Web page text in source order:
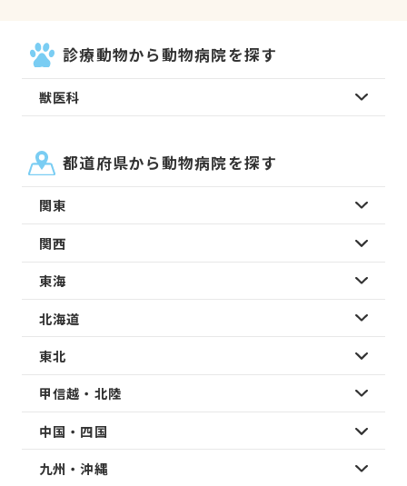
診療動物から動物病院を探す
獣医科
都道府県から動物病院を探す
関東
関西
東海
北海道
東北
甲信越・北陸
中国・四国
九州・沖縄